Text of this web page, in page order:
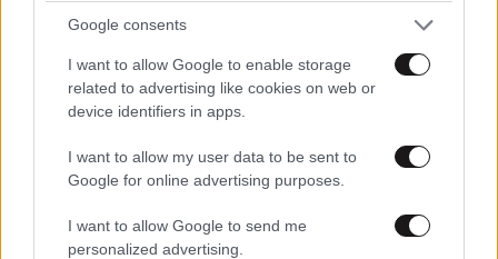
Google consents
I want to allow Google to enable storage
related to advertising like cookies on web or
device identifiers in apps.
I want to allow my user data to be sent to
Google for online advertising purposes.
I want to allow Google to send me
personalized advertising.